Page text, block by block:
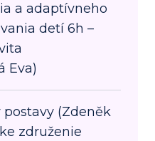
a adaptívneho
detí 6h –
Eva)
postavy (Zdeněk
združenie